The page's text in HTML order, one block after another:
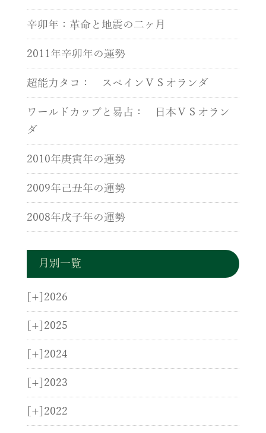
辛卯年：革命と地震の二ヶ月
2011年辛卯年の運勢
超能力タコ： スペインＶＳオランダ
ワールドカップと易占： 日本ＶＳオラン
ダ
2010年庚寅年の運勢
2009年己丑年の運勢
2008年戊子年の運勢
月別一覧
[+] 2026
[+] 2025
[+] 2024
[+] 2023
[+] 2022